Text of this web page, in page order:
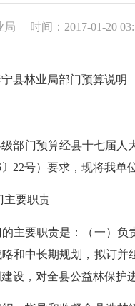
局 时间：2017-01-20
宁县林业局部门预算说明
级部门预算经县十七届
〕22号）要求，现将我单
主要职责
主要职责是：（一）负
和中长期规划，拟订并
设，对全县公益林保护